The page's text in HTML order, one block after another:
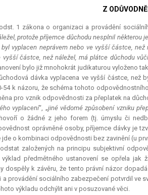
Z
1 zákona o organizaci a provádění
protože příjemce důchodu nesplnil
vyplacen neprávem nebo ve vyšší částce,
vyšší částce, než náležel, má plátce důchodu
bylo již mnohokrát judikaturou vyloženo
dávka vyplacena ve vyšší částce, než
k názoru, že schéma tohoto
pro vznik odpovědnosti za přeplatek na
vyplacení“, „jiné vědomé způsobení vzniku
o žádné z jeho forem (tj. úmyslu či
oprávněné osoby, příjemce dávky je
o kombinaci odpovědnosti bez zavinění (u
založených na principu subjektivní
předmětného ustanovení se opřela
dospěly k závěru, že tento právní názor
provádění sociálního zabezpečení potvrdil ve
výkladu odchýlit ani v posuzované věci.